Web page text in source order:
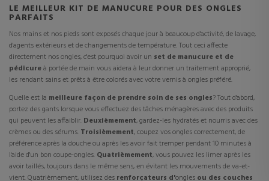
LE MEILLEUR KIT DE MANUCURE POUR DES ONGLES
PARFAITS
Nos mains et nos pieds sont exposés chaque jour à beaucoup d'activité, de lavage,
d'agents extérieurs et de changements de température. Tout ceci affecte
directement nos ongles, c'est pourquoi avoir un set de manucure et de
pédicureà portée de main vous aidera à leur donner un traitement approprié,
les rendant sains et prêts à être colorés avec votre vernis à ongles préféré.
Quelle est la meilleure façon de prendre soin de ses ongles? Tout d'abord,
portez des gants lorsque vous effectuez des tâches ménagères avec des produits
qui peuvent les affaiblir. Deuxièmement, gardez-les hydratés et nourris avec des
crèmes ou des sérums. Troisièmement, coupez vos ongles correctement, de
préférence après la douche ou après les avoir fait tremper pendant 10 minutes à
l'aide d'un bon coupe-ongles. Quatrièmement, vous pouvez les limer après les
avoir taillés, toujours dans le même sens, en évitant les mouvements de va-et-
vient. Quatrièmement, utilisez des renforçateurs d'ongles ou des couches